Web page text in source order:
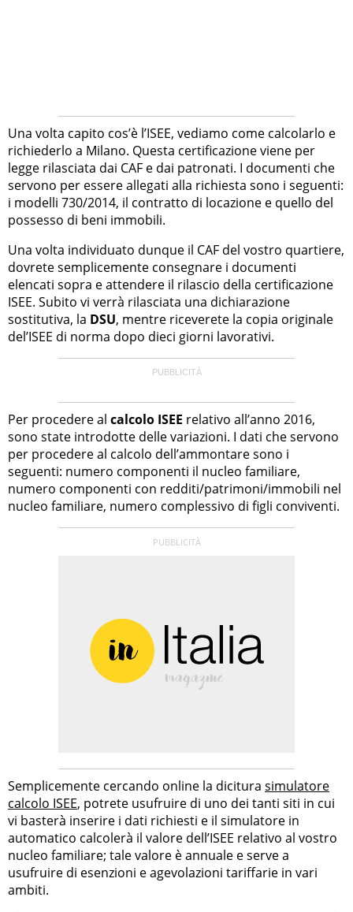
Una volta capito cos’è l’ISEE, vediamo come calcolarlo e
richiederlo a Milano. Questa certificazione viene per
legge rilasciata dai CAF e dai patronati. I documenti che
servono per essere allegati alla richiesta sono i seguenti:
i modelli 730/2014, il contratto di locazione e quello del
possesso di beni immobili.
Una volta individuato dunque il CAF del vostro quartiere,
dovrete semplicemente consegnare i documenti
elencati sopra e attendere il rilascio della certificazione
ISEE. Subito vi verrà rilasciata una dichiarazione
sostitutiva, la DSU, mentre riceverete la copia originale
del’ISEE di norma dopo dieci giorni lavorativi.
Per procedere al calcolo ISEE relativo all’anno 2016,
sono state introdotte delle variazioni. I dati che servono
per procedere al calcolo dell’ammontare sono i
seguenti: numero componenti il nucleo familiare,
numero componenti con redditi/patrimoni/immobili nel
nucleo familiare, numero complessivo di figli conviventi.
Semplicemente cercando online la dicitura simulatore
calcolo ISEE, potrete usufruire di uno dei tanti siti in cui
vi basterà inserire i dati richiesti e il simulatore in
automatico calcolerà il valore dell’ISEE relativo al vostro
nucleo familiare; tale valore è annuale e serve a
usufruire di esenzioni e agevolazioni tariffarie in vari
ambiti.